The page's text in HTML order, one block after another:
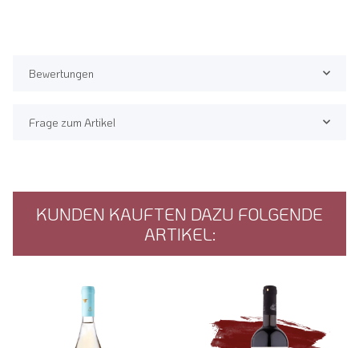
Bewertungen
Frage zum Artikel
KUNDEN KAUFTEN DAZU FOLGENDE
ARTIKEL: